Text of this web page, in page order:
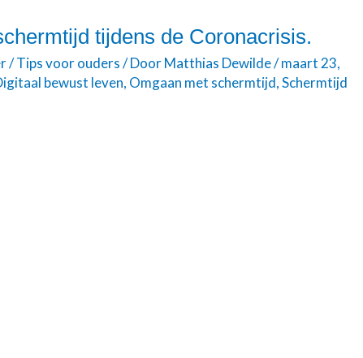
tijdens de Coronacrisis.
/Tips voor ouders/ DoorMatthias Dewilde/maart 23,
bewust leven, Omgaan met schermtijd,Schermtijd